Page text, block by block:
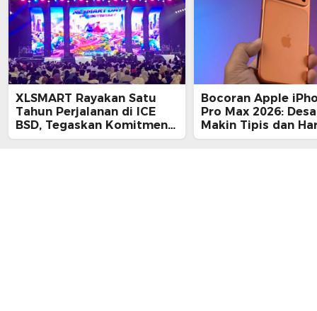
XLSMART Rayakan Satu
Tahun Perjalanan di ICE
BSD, Tegaskan Komitmen
Perkuat Jaringan dan
Bocoran Apple
Pro Max 2026:
Makin Tipis dan
Tembus Rp25 Juta